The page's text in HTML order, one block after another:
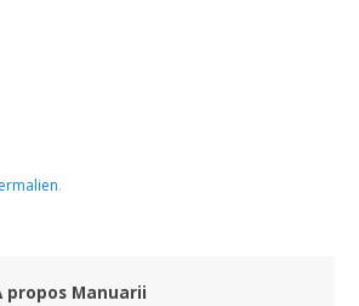
.
propos Manuarii